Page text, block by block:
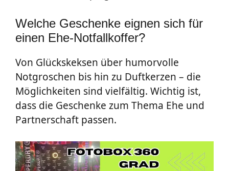
Welche Geschenke eignen sich für
einen Ehe-Notfallkoffer?
Von Glückskeksen über humorvolle
Notgroschen bis hin zu Duftkerzen – die
Möglichkeiten sind vielfältig. Wichtig ist,
dass die Geschenke zum Thema Ehe und
Partnerschaft passen.